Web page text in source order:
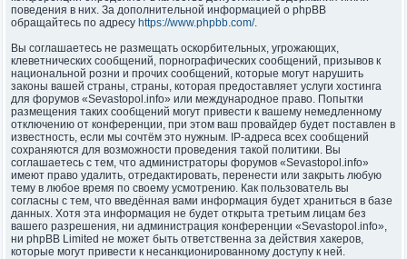
поведения в них. За дополнительной информацией о phpBB
обращайтесь по адресу https://www.phpbb.com/.
Вы соглашаетесь не размещать оскорбительных, угрожающих,
клеветнических сообщений, порнографических сообщений, призывов к
национальной розни и прочих сообщений, которые могут нарушить
законы вашей страны, страны, которая предоставляет услуги хостинга
для форумов «Sevastopol.info» или международное право. Попытки
размещения таких сообщений могут привести к вашему немедленному
отключению от конференции, при этом ваш провайдер будет поставлен в
известность, если мы сочтём это нужным. IP-адреса всех сообщений
сохраняются для возможности проведения такой политики. Вы
соглашаетесь с тем, что администраторы форумов «Sevastopol.info»
имеют право удалить, отредактировать, перенести или закрыть любую
тему в любое время по своему усмотрению. Как пользователь вы
согласны с тем, что введённая вами информация будет храниться в базе
данных. Хотя эта информация не будет открыта третьим лицам без
вашего разрешения, ни администрация конференции «Sevastopol.info»,
ни phpBB Limited не может быть ответственна за действия хакеров,
которые могут привести к несанкционированному доступу к ней.